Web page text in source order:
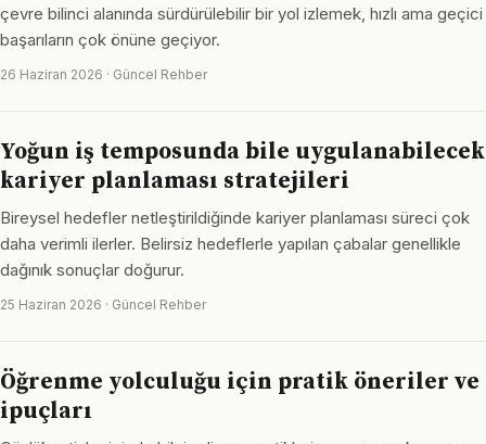
çevre bilinci alanında sürdürülebilir bir yol izlemek, hızlı ama geçici
başarıların çok önüne geçiyor.
26 Haziran 2026 · Güncel Rehber
Yoğun iş temposunda bile uygulanabilecek
kariyer planlaması stratejileri
Bireysel hedefler netleştirildiğinde kariyer planlaması süreci çok
daha verimli ilerler. Belirsiz hedeflerle yapılan çabalar genellikle
dağınık sonuçlar doğurur.
25 Haziran 2026 · Güncel Rehber
Öğrenme yolculuğu için pratik öneriler ve
ipuçları